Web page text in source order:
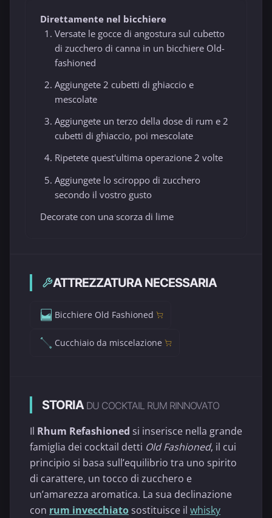
Direttamente nel bicchiere
Versate le gocce di angostura sul cubetto
di zucchero di canna in un bicchiere Old-
fashioned
Aggiungete 2 cubetti di ghiaccio e
mescolate
Aggiungete un terzo della dose di rum e 2
cubetti di ghiaccio, poi mescolate
Ripetete quest'ultima operazione 2 volte
Aggiungete lo sciroppo di zucchero
secondo il vostro gusto
Decorate con una scorza di lime
ATTREZZATURA NECESSARIA
Bicchiere Old Fashioned
Cucchiaio da miscelazione
STORIA DU COCKTAIL RUM RINNOVATO
Il Rhum Refashioned si inserisce nella grande
famiglia dei cocktail detti Old Fashioned, il cui
principio si basa sull’equilibrio tra uno spirito
di carattere, un tocco di zucchero e
un’amarezza aromatica. La sua declinazione
con rum invecchiato sostituisce il whisky